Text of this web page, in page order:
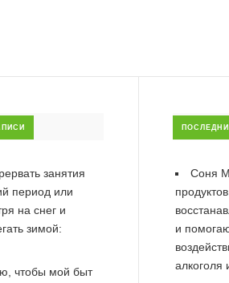
занятия
период или
на снег и
зимой:
чтобы мой быт
Соня
и
алкоголя